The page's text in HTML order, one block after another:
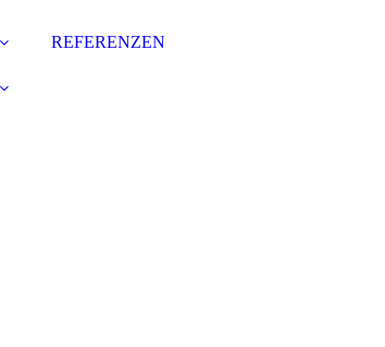
REFERENZEN